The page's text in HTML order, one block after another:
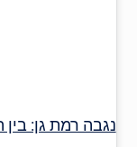
נגבה רמת גן: